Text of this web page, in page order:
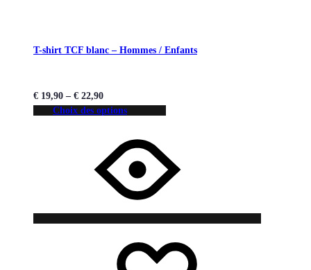
T-shirt TCF blanc – Hommes / Enfants
€ 19,90 – € 22,90
Choix des options